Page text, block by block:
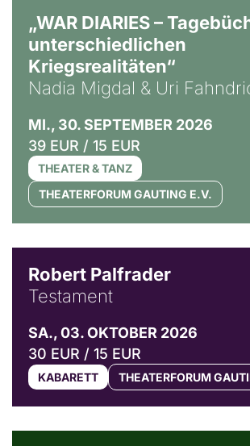
„WAR DIARIES –
unterschiedlichen
Kriegsrealitäten“
Nadia Migdal & Uri
MI., 30. SEPTEMBER 2026
39 EUR / 15 EUR
THEATER & TANZ
THEATERFORUM GAUTING E.V.
Robert Palfrader
Testament
SA., 03. OKTOBER 2026
30 EUR / 15 EUR
KABARETT THEATERFORUM